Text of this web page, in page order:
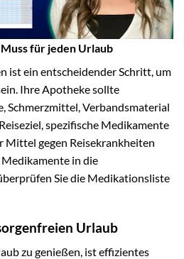
für jeden Urlaub
ist ein entscheidender Schritt, um
Ihre Apotheke sollte
Schmerzmittel, Verbandsmaterial
spezifische Medikamente
gegen Reisekrankheiten
Medikamente in die
Sie die Medikationsliste
Urlaub
zu genießen, ist effizientes